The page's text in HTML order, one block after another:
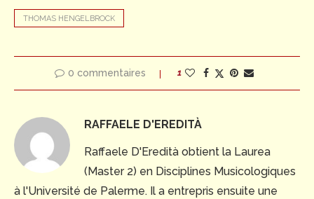
THOMAS HENGELBROCK
0 commentaires 1
RAFFAELE D'EREDITÀ
Raffaele D'Eredità obtient la Laurea
(Master 2) en Disciplines Musicologiques
à l'Université de Palerme. Il a entrepris ensuite une